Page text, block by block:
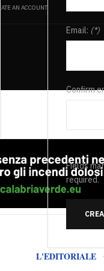
AN ACCOUNT
Email: (*)
Confirm
Fields
required.
L'EDITORIALE